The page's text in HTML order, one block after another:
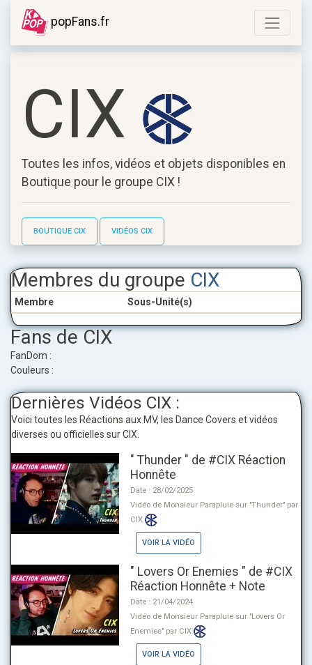
popFans.fr
CIX
Toutes les infos, vidéos et objets disponibles en
Boutique pour le groupe CIX !
BOUTIQUE CIX VIDÉOS CIX
Membres du groupe CIX
Membre Sous-Unité(s)
Fans de CIX
FanDom :
Couleurs :
Dernières Vidéos CIX :
Voici toutes les Réactions aux MV, les Dance Covers et vidéos
diverses ou officielles sur CIX.
" Thunder " de #CIX Réaction
Honnête
Date : 28/02/2025
Vidéo de Monsieur Parapluie sur "Thunder" par
CIX
VOIR LA VIDÉO
" Lovers Or Enemies " de #CIX
Réaction Honnête + Note
Date : 21/04/2024
Vidéo de Monsieur Parapluie sur "Lovers Or
Enemies" par CIX
VOIR LA VIDÉO